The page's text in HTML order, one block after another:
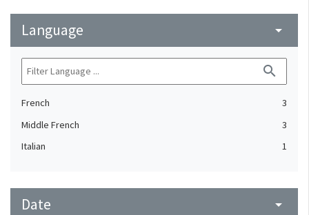
Language arrow_drop_down
search
French
3
Middle French
3
Italian
1
Date arrow_drop_down